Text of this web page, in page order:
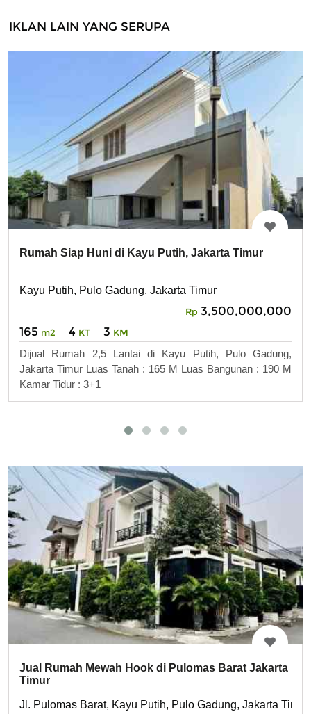
IKLAN LAIN YANG SERUPA
Rumah Siap Huni di Kayu Putih, Jakarta Timur
Kayu Putih, Pulo Gadung, Jakarta Timur
Rp 3,500,000,000
165 m2 4 KT 3 KM
Dijual Rumah 2,5 Lantai di Kayu Putih, Pulo Gadung,
Jakarta Timur Luas Tanah : 165 M Luas Bangunan : 190 M
Kamar Tidur : 3+1
Jual Rumah Mewah Hook di Pulomas Barat Jakarta
Timur
Jl. Pulomas Barat, Kayu Putih, Pulo Gadung, Jakarta Timur